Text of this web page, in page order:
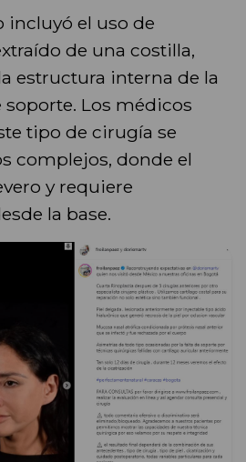
el uso de
de una costilla,
estructura interna de la
soporte. Los médicos
tipo de cirugía se
complejos, donde el
y requiere
la base.